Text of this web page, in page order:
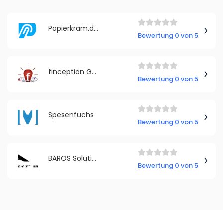
Papierkram.de - Buchhaltung neu gedacht
Bewertung 0 von 5
finception GmbH
Bewertung 0 von 5
Spesenfuchs
Bewertung 0 von 5
BAROS Solutions
Bewertung 0 von 5